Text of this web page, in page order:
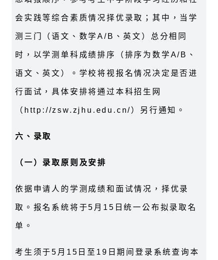
会实践等综合素质情况择优录取；其中，当学
测三门（语文、数学A/B、英文）总分相同
时，以学测单科成绩排序（排序为数学A/B、
语文、英文）。学校将视报名情况决定是否进
行面试，具体安排将通过本科招生网
（http://zsw.zjhu.edu.cn/）另行通知。
六、录取
（一）录取原则及安排
依据申请人的学测成绩和面试情况，择优录
取。报名系统将于5月15日统一公布拟录取名
单。
考生须于5月15日至19日期间登录系统查询本